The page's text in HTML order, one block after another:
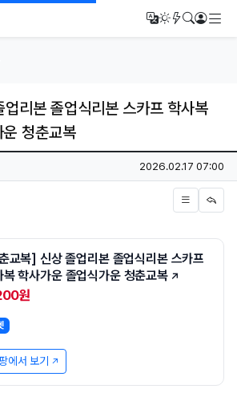
번역다크모드
새글/새댓글
검색로그인
리본 졸업식리본 스카프 학사복
청춘교복
작성일
2026.02.17 07:00
교복] 신상 졸업리본 졸업식리본 스카프
복 학사가운 졸업식가운 청춘교복
원
에서 보기